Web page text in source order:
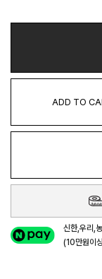
ADD TO
신한,우리,
(10만원이